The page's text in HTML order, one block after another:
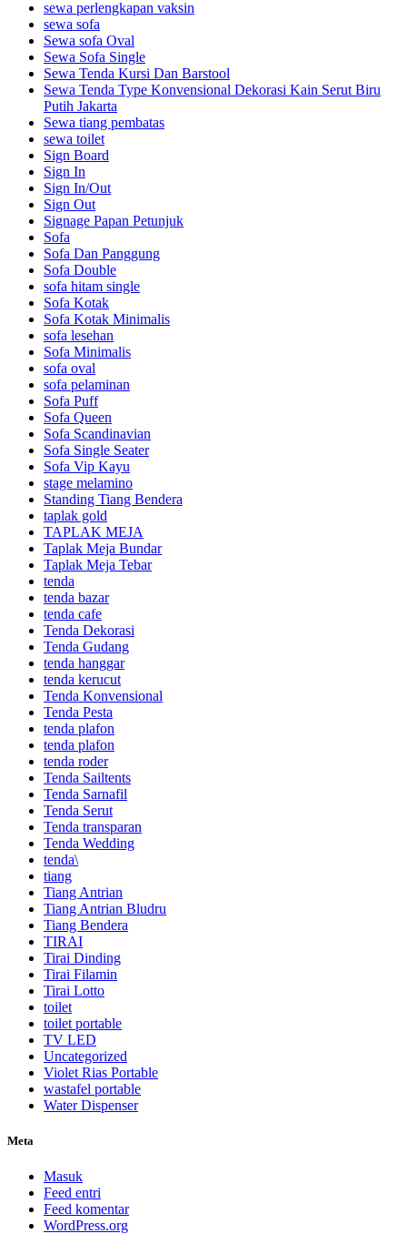
sewa perlengkapan vaksin
sewa sofa
Sewa sofa Oval
Sewa Sofa Single
Sewa Tenda Kursi Dan Barstool
Sewa Tenda Type Konvensional Dekorasi Kain Serut Biru
Putih Jakarta
Sewa tiang pembatas
sewa toilet
Sign Board
Sign In
Sign In/Out
Sign Out
Signage Papan Petunjuk
Sofa
Sofa Dan Panggung
Sofa Double
sofa hitam single
Sofa Kotak
Sofa Kotak Minimalis
sofa lesehan
Sofa Minimalis
sofa oval
sofa pelaminan
Sofa Puff
Sofa Queen
Sofa Scandinavian
Sofa Single Seater
Sofa Vip Kayu
stage melamino
Standing Tiang Bendera
taplak gold
TAPLAK MEJA
Taplak Meja Bundar
Taplak Meja Tebar
tenda
tenda bazar
tenda cafe
Tenda Dekorasi
Tenda Gudang
tenda hanggar
tenda kerucut
Tenda Konvensional
Tenda Pesta
tenda plafon
tenda plafon
tenda roder
Tenda Sailtents
Tenda Sarnafil
Tenda Serut
Tenda transparan
Tenda Wedding
tenda\
tiang
Tiang Antrian
Tiang Antrian Bludru
Tiang Bendera
TIRAI
Tirai Dinding
Tirai Filamin
Tirai Lotto
toilet
toilet portable
TV LED
Uncategorized
Violet Rias Portable
wastafel portable
Water Dispenser
Meta
Masuk
Feed entri
Feed komentar
WordPress.org